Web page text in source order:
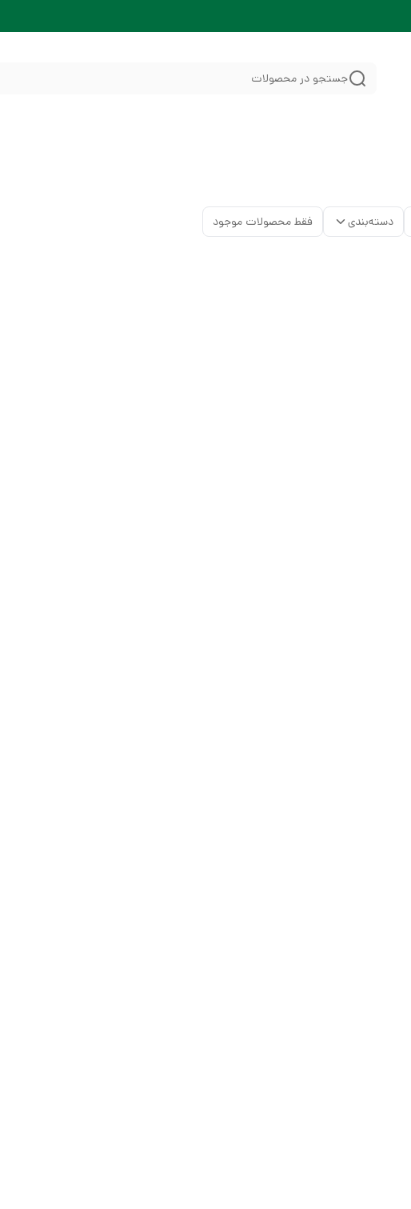
جستجو در محصولات
دسته‌بندی فقط محصولات موجود